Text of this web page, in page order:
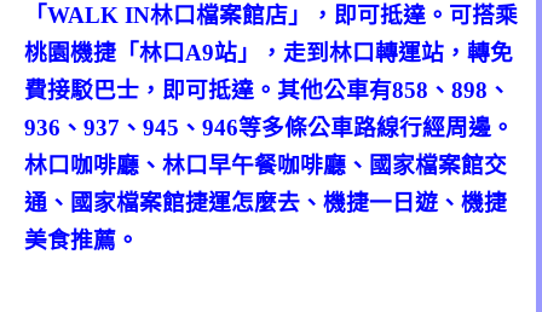
「WALK IN林口檔案館店」，即可抵達。可搭乘
桃園機捷「林口A9站」，走到林口轉運站，轉免
費接駁巴士，即可抵達。其他公車有858、898、
936、937、945、946等多條公車路線行經周邊。
林口咖啡廳、林口早午餐咖啡廳、國家檔案館交
通、國家檔案館捷運怎麼去、機捷一日遊、機捷
美食推薦。